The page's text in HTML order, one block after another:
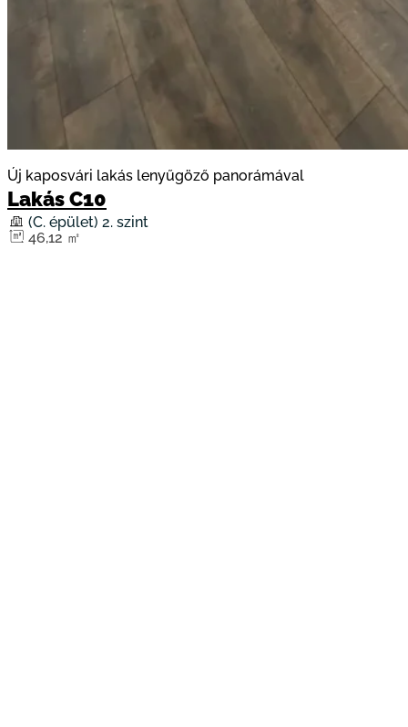
Új kaposvári lakás lenyűgöző panorámával
Lakás C10
(C. épület) 2. szint
46,12 ㎡